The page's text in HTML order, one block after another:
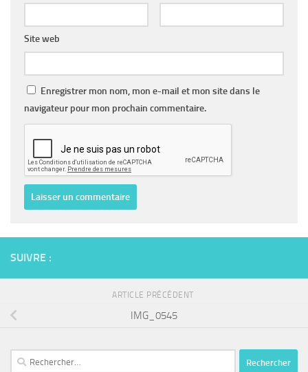
Site web
Enregistrer mon nom, mon e-mail et mon site dans le
navigateur pour mon prochain commentaire.
SUIVRE :
ARTICLE PRÉCÉDENT
IMG_0545
Rechercher :